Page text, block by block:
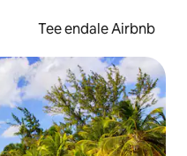
Tee endale Airbnb